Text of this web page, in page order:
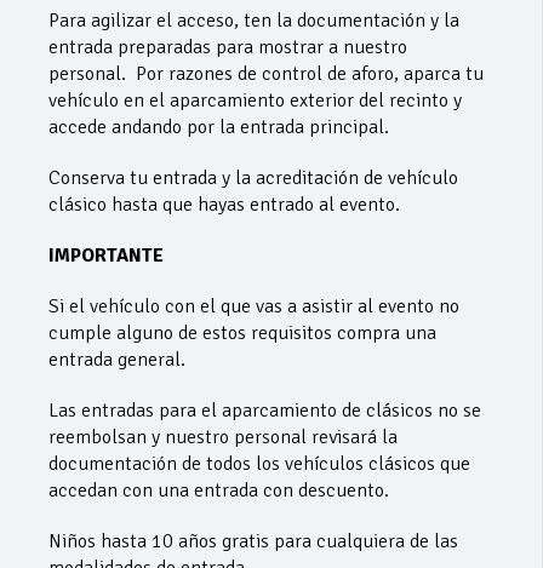
Para agilizar el acceso, ten la documentación y la
entrada preparadas para mostrar a nuestro
personal. Por razones de control de aforo, aparca tu
vehículo en el aparcamiento exterior del recinto y
accede andando por la entrada principal.
Conserva tu entrada y la acreditación de vehículo
clásico hasta que hayas entrado al evento.
IMPORTANTE
Si el vehículo con el que vas a asistir al evento no
cumple alguno de estos requisitos compra una
entrada general.
Las entradas para el aparcamiento de clásicos no se
reembolsan y nuestro personal revisará la
documentación de todos los vehículos clásicos que
accedan con una entrada con descuento.
Niños hasta 10 años gratis para cualquiera de las